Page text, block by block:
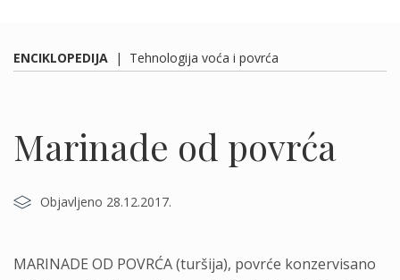
ENCIKLOPEDIJA | Tehnologija voća i povrća
Marinade od povrća
Objavljeno 28.12.2017.
MARINADE OD POVRĆA (turšija), povrće konzervisano